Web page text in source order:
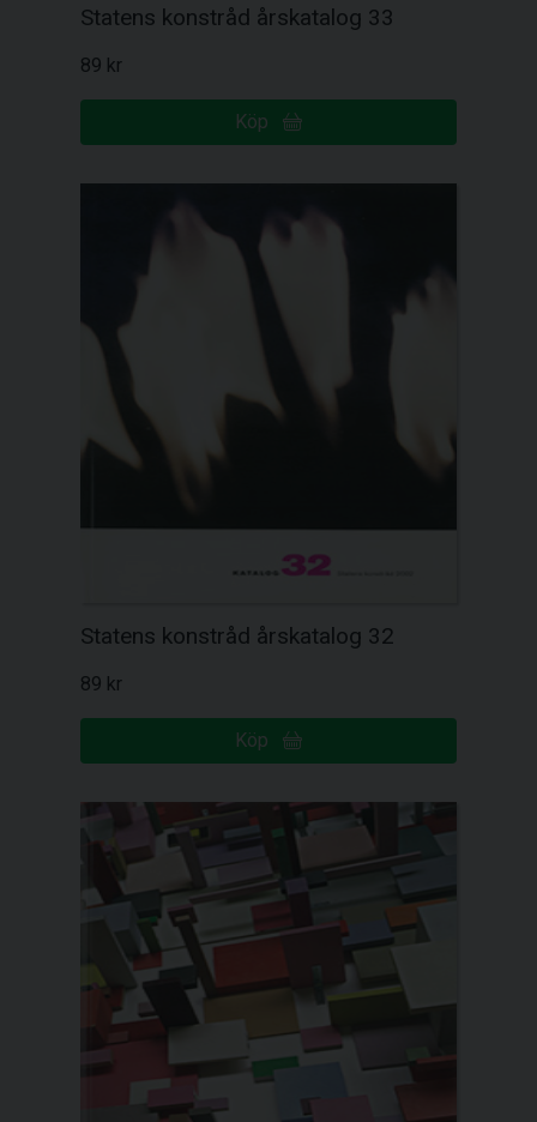
Statens konstråd årskatalog 33
89 kr
Köp
Statens konstråd årskatalog 32
89 kr
Köp